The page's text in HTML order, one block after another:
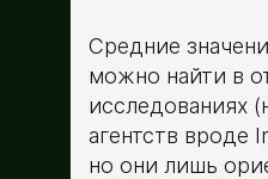
Средние
можно найти в
исследованиях
агентств вроде
но они лишь